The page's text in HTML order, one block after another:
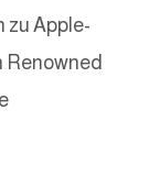
zu Apple-
Renowned